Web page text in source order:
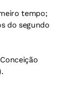
tempo;
do segundo